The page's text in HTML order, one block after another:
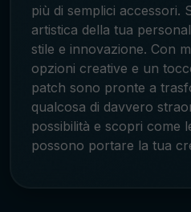
più di semplici accessori.
artistica della tua
stile e innovazione. Con
opzioni creative e un
patch sono pronte a
qualcosa di davvero
possibilità e scopri come
possono portare la tua